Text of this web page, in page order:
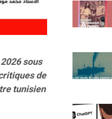
sous
de
tunisien